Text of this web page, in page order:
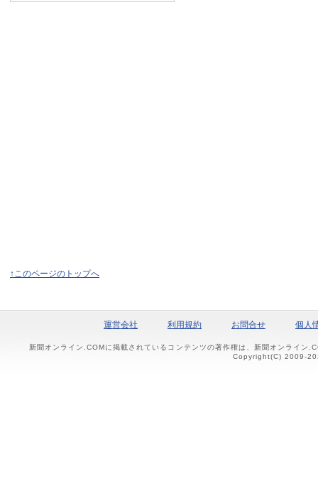
↑このページのトップへ
運営会社 利用規約 お問合せ 個人
新聞オンライン.COMに掲載されているコンテンツの著作権は、新聞オンライン
Copyright(C) 2009-